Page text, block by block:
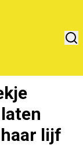
lijf